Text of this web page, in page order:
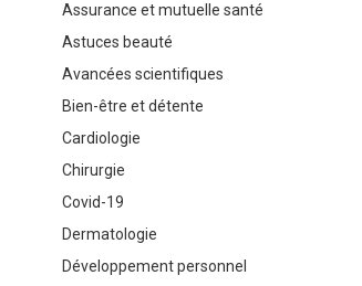
Assurance et mutuelle santé
Astuces beauté
Avancées scientifiques
Bien-être et détente
Cardiologie
Chirurgie
Covid-19
Dermatologie
Développement personnel